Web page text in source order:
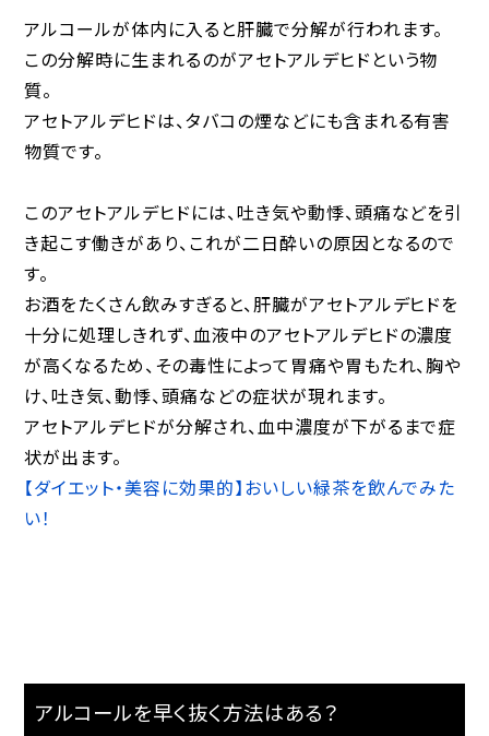
アルコールが体内に入ると肝臓で分解が行われます。
この分解時に生まれるのがアセトアルデヒドという物
質。
アセトアルデヒドは、タバコの煙などにも含まれる有害
物質です。
このアセトアルデヒドには、吐き気や動悸、頭痛などを引
き起こす働きがあり、これが二日酔いの原因となるので
す。
お酒をたくさん飲みすぎると、肝臓がアセトアルデヒドを
十分に処理しきれず、血液中のアセトアルデヒドの濃度
が高くなるため、その毒性によって胃痛や胃もたれ、胸や
け、吐き気、動悸、頭痛などの症状が現れます。
アセトアルデヒドが分解され、血中濃度が下がるまで症
状が出ます。
【ダイエット・美容に効果的】おいしい緑茶を飲んでみた
い！
アルコールを早く抜く方法はある？